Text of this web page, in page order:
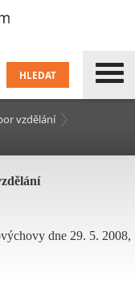
vzdělání
dne 29. 5. 2008,